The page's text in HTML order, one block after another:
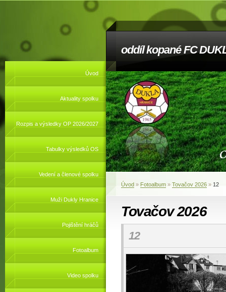
oddíl kopané FC
Úvod
Aktuality spolku
Rozpis a výsledky OP 2026/2027
Tabulky výsledků OS
Vedení a členové spolku
Muži Dukly Hranice
Pojištění hráčů
Fotoalbum
Video spolku
Úvod » Fotoalbum » Tovačov 2026 » 12
Tovačov 2026
12